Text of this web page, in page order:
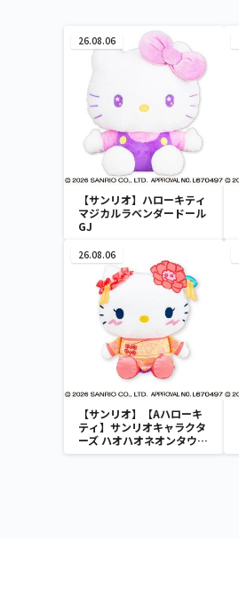
26.08.06
【サンリオ】ハローキティ
マジカルラベンダードール
GJ
26.08.06
【サンリオ】【Aハローキ
ティ】サンリオキャラクタ
ーズ ハオハオネオンタウン
ドールBIGタイプ1